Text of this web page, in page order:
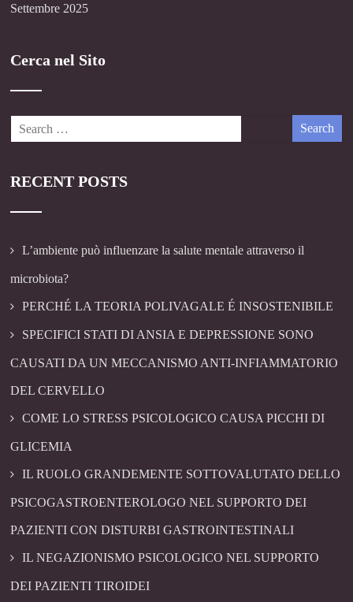
Settembre 2025
Cerca nel Sito
RECENT POSTS
L’ambiente può influenzare la salute mentale attraverso il
microbiota?
PERCHÉ LA TEORIA POLIVAGALE É INSOSTENIBILE
SPECIFICI STATI DI ANSIA E DEPRESSIONE SONO
CAUSATI DA UN MECCANISMO ANTI-INFIAMMATORIO
DEL CERVELLO
COME LO STRESS PSICOLOGICO CAUSA PICCHI DI
GLICEMIA
IL RUOLO GRANDEMENTE SOTTOVALUTATO DELLO
PSICOGASTROENTEROLOGO NEL SUPPORTO DEI
PAZIENTI CON DISTURBI GASTROINTESTINALI
IL NEGAZIONISMO PSICOLOGICO NEL SUPPORTO
DEI PAZIENTI TIROIDEI